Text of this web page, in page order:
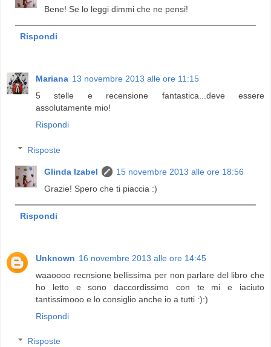
Bene! Se lo leggi dimmi che ne pensi!
Rispondi
Mariana 13 novembre 2013 alle ore 11:15
5 stelle e recensione fantastica...deve essere
assolutamente mio!
Rispondi
Risposte
Glinda Izabel
15 novembre 2013 alle ore 18:56
Grazie! Spero che ti piaccia :)
Rispondi
Unknown 16 novembre 2013 alle ore 14:45
waaoooo recnsione bellissima per non parlare del libro che
ho letto e sono daccordissimo con te mi e iaciuto
tantissimooo e lo consiglio anche io a tutti :):)
Rispondi
Risposte